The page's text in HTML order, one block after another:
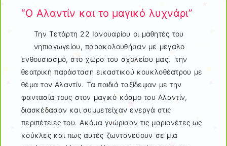
“Ο Αλαντίν και το μαγικό λυχνάρι”
Την Τετάρτη 22 Ιανουαρίου οι μαθητές του
νηπιαγωγείου, παρακολουθήσαν με μεγάλο
ενθουσιασμό, στο χώρο του σχολείου μας, την
θεατρική παράσταση εικαστικού κουκλοθέατρου με
θέμα τον Αλαντίν. Τα παιδιά ταξίδεψαν με την
φαντασία τους στον μαγικό κόσμο του Αλαντίν,
διασκέδασαν και συμμετείχαν ενεργά στις
περιπέτειες του. Ακόμα γνώρισαν τις μαριονέτες ως
κούκλες και πως αυτές ζωντανεύουν σε μια